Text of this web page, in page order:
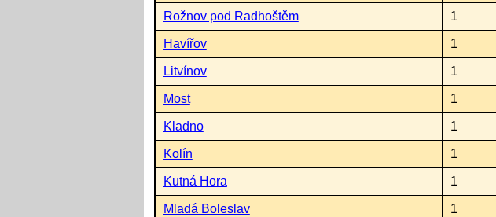
Rožnov pod Radhoštěm 1
Havířov 1
Litvínov 1
Most 1
Kladno 1
Kolín 1
Kutná Hora 1
Mladá Boleslav 1